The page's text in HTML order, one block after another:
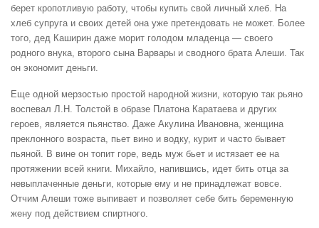
берет кропотливую работу, чтобы купить свой личный хлеб. На
хлеб супруга и своих детей она уже претендовать не может. Более
того, дед Каширин даже морит голодом младенца — своего
родного внука, второго сына Варвары и сводного брата Алеши. Так
он экономит деньги.
Еще одной мерзостью простой народной жизни, которую так рьяно
воспевал Л.Н. Толстой в образе Платона Каратаева и других
героев, является пьянство. Даже Акулина Ивановна, женщина
преклонного возраста, пьет вино и водку, курит и часто бывает
пьяной. В вине он топит горе, ведь муж бьет и истязает ее на
протяжении всей книги. Михайло, напившись, идет бить отца за
невыплаченные деньги, которые ему и не принадлежат вовсе.
Отчим Алеши тоже выпивает и позволяет себе бить беременную
жену под действием спиртного.